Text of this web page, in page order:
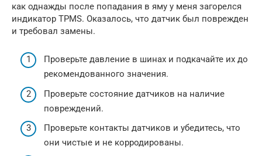
как однажды после попадания в яму у меня загорелся
индикатор TPMS. Оказалось, что датчик был поврежден
и требовал замены.
Проверьте давление в шинах и подкачайте их до
рекомендованного значения.
Проверьте состояние датчиков на наличие
повреждений.
Проверьте контакты датчиков и убедитесь, что
они чистые и не корродированы.